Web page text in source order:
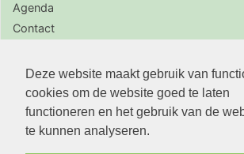
Deze website maakt gebruik van
cookies om de website goed te laten
functioneren en het gebruik van de
te kunnen analyseren.
Agenda
Contact